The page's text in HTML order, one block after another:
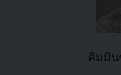
คิมมิน